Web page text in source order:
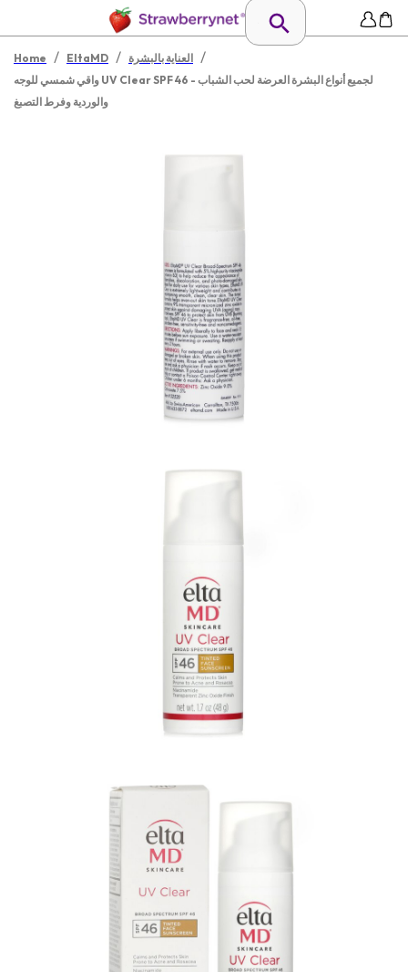
Home / EltaMD / العناية بالبشرة /
واقي شمسي للوجه UV Clear SPF 46 - لجميع أنواع البشرة العرضة لحب الشباب
والوردية وفرط التصبغ